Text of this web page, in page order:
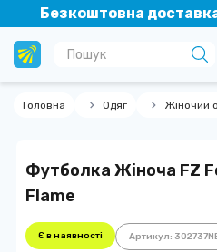
Безкоштовна
Головна Одяг Жіночий
Футболка Жіноча FZ
Flame
Є в наявності Артикул: